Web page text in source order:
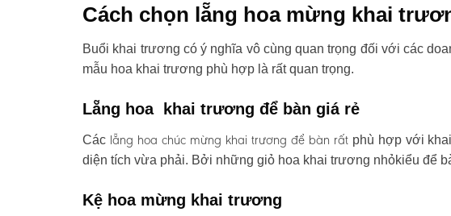
Cách chọn lẵng hoa mừng khai
Buổi khai trương có ý nghĩa vô cùng quan trọng đối với các
mẫu hoa khai trương phù hợp là rất quan trọng.
Lẵng hoa khai trương để bàn giá rẻ
Các lẵng hoa chúc mừng khai trương để bàn rấtphù hợp với
diện tích vừa phải. Bởi những giỏ hoa khai trương nhỏkiểu để
Kệ hoa mừng khai trương